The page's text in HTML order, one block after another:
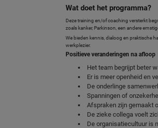
Wat doet het programma?
Deze training en/of coaching versterkt
zoals kanker, Parkinson, een andere
We bieden kennis, dialoog en praktische
werkplezier.
Positieve veranderingen na afloop
Het team begrijpt beter
Er is meer openheid en
De onderlinge
Spanningen of
Afspraken zijn gemaakt
De zieke collega voelt
De organisatiecultuur is